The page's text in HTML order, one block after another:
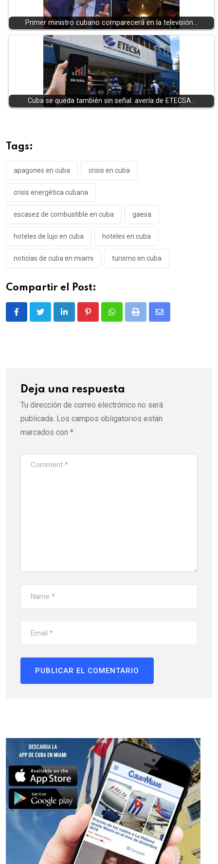
Primer ministro cubano comparecerá en la televisión…
Cuba se queda también sin señal: avería de ETECSA…
Tags:
apagones en cuba crisis en cuba
crisis energética cubana
escasez de combustible en cuba gaesa
hoteles de lujo en cuba hoteles en cuba
noticias de cuba en miami turismo en cuba
Compartir el Post:
LinkedIn PinterestWhatsappPrint
Share
Deja una respuesta
Tu dirección de correo electrónico no será
publicada. Los campos obligatorios están
marcados con *